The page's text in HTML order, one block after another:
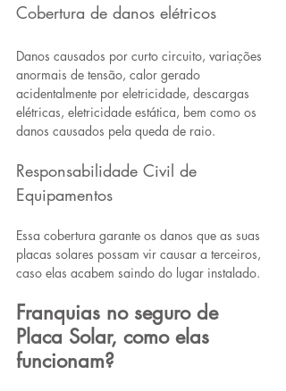
Cobertura de danos elétricos
Danos causados por curto circuito, variações
anormais de tensão, calor gerado
acidentalmente por eletricidade, descargas
elétricas, eletricidade estática, bem como os
danos causados pela queda de raio.
Responsabilidade Civil de
Equipamentos
Essa cobertura garante os danos que as suas
placas solares possam vir causar a terceiros,
caso elas acabem saindo do lugar instalado.
Franquias no seguro de
Placa Solar, como elas
funcionam?